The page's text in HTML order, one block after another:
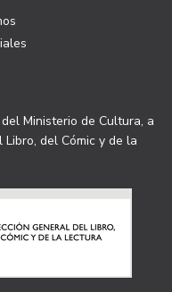
Ministerio de Cultura, a
del Cómic y de la